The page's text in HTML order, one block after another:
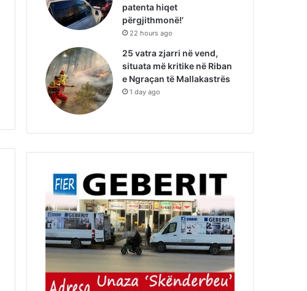
patenta hiqet
përgjithmonë!’
22 hours ago
25 vatra zjarri në vend,
situata më kritike në Riban
e Ngraçan të Mallakastrës
1 day ago